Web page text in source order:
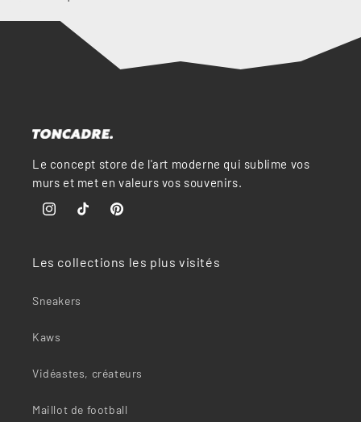
Le concept store de l'art moderne qui sublime vos
murs et met en valeurs vos souvenirs.
InstagramTikTok Pinterest
Les collections les plus visités
Sneakers
Kaws
Vidéastes, créateurs
Maillot de football